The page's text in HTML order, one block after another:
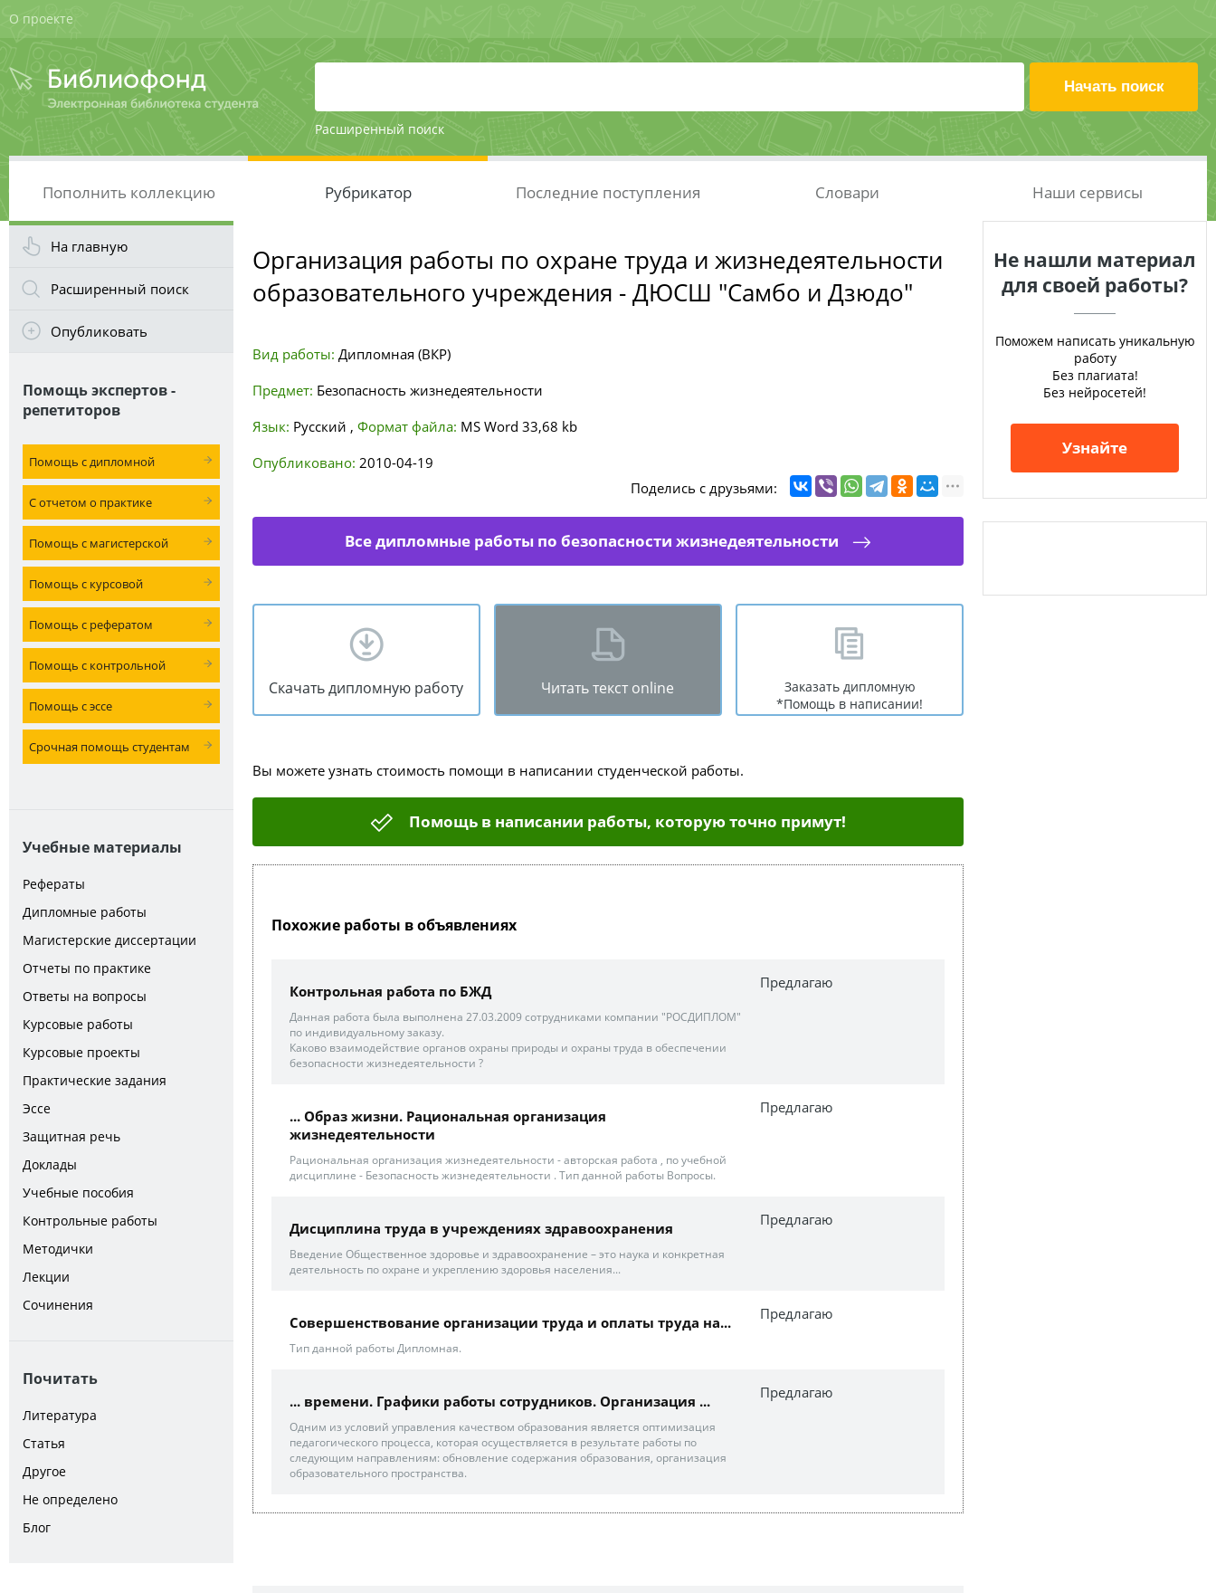
О проекте
Расширенный поиск
Пополнить коллекцию Рубрикатор Последние поступления Словари Наши сервисы
На главную
Расширенный поиск
Опубликовать
Помощь экспертов -
репетиторов
Помощь с дипломной
С отчетом о практике
Помощь с магистерской
Помощь с курсовой
Помощь с рефератом
Помощь с контрольной
Помощь с эссе
Срочная помощь студентам
Учебные материалы
Рефераты
Дипломные работы
Магистерские диссертации
Отчеты по практике
Ответы на вопросы
Курсовые работы
Курсовые проекты
Практические задания
Эссе
Защитная речь
Доклады
Учебные пособия
Контрольные работы
Методички
Лекции
Сочинения
Почитать
Литература
Статья
Другое
Не определено
Блог
Организация работы по охране труда и жизнедеятельности
образовательного учреждения - ДЮСШ "Самбо и Дзюдо"
Вид работы: Дипломная (ВКР)
Предмет: Безопасность жизнедеятельности
Язык: Русский , Формат файла: MS Word 33,68 kb
Опубликовано: 2010-04-19
Поделись с друзьями:
Все дипломные работы по безопасности жизнедеятельности
Скачать дипломную работу Читать текст online
Заказать дипломную
*Помощь в написании!
Вы можете узнать стоимость помощи в написании студенческой работы.
Помощь в написании работы, которую точно примут!
Похожие работы в объявлениях
Контрольная работа по БЖД
Данная работа была выполнена 27.03.2009 сотрудниками компании "РОСДИПЛОМ"
по индивидуальному заказу.
Каково взаимодействие органов охраны природы и охраны труда в обеспечении
безопасности жизнедеятельности ?
Предлагаю
... Образ жизни. Рациональная организация
жизнедеятельности
Рациональная организация жизнедеятельности - авторская работа , по учебной
дисциплине - Безопасность жизнедеятельности . Тип данной работы Вопросы.
Предлагаю
Дисциплина труда в учреждениях здравоохранения
Введение Общественное здоровье и здравоохранение – это наука и конкретная
деятельность по охране и укреплению здоровья населения...
Предлагаю
Совершенствование организации труда и оплаты труда на...
Тип данной работы Дипломная.
Предлагаю
... времени. Графики работы сотрудников. Организация ...
Одним из условий управления качеством образования является оптимизация
педагогического процесса, которая осуществляется в результате работы по
следующим направлениям: обновление содержания образования, организация
образовательного пространства.
Предлагаю
Не нашли материал
для своей работы?
Поможем написать уникальную
работу
Без плагиата!
Без нейросетей!
Узнайте